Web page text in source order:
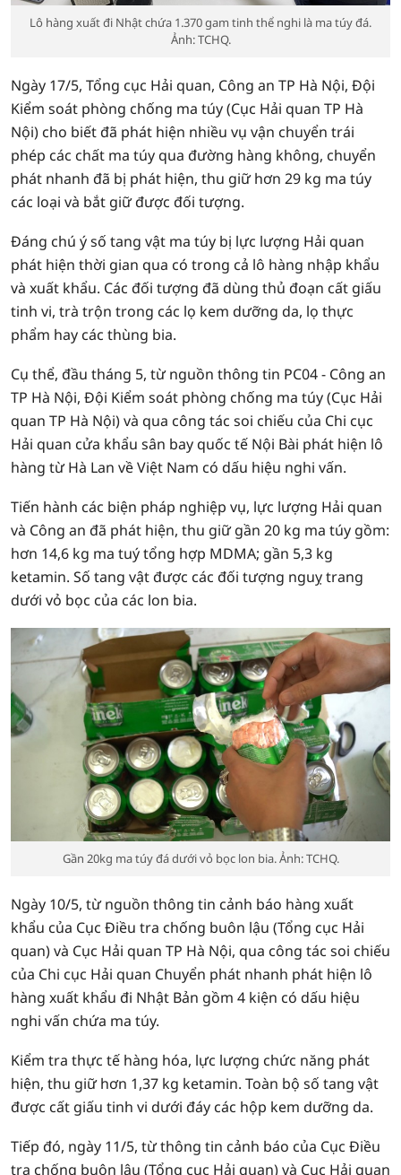
Lô hàng xuất đi Nhật chứa 1.370 gam tinh thể nghi là ma túy đá.
Ảnh: TCHQ.
Ngày 17/5, Tổng cục Hải quan, Công an TP Hà Nội, Đội
Kiểm soát phòng chống ma túy (Cục Hải quan TP Hà
Nội) cho biết đã phát hiện nhiều vụ vận chuyển trái
phép các chất ma túy qua đường hàng không, chuyển
phát nhanh đã bị phát hiện, thu giữ hơn 29 kg ma túy
các loại và bắt giữ được đối tượng.
Đáng chú ý số tang vật ma túy bị lực lượng Hải quan
phát hiện thời gian qua có trong cả lô hàng nhập khẩu
và xuất khẩu. Các đối tượng đã dùng thủ đoạn cất giấu
tinh vi, trà trộn trong các lọ kem dưỡng da, lọ thực
phẩm hay các thùng bia.
Cụ thể, đầu tháng 5, từ nguồn thông tin PC04 - Công an
TP Hà Nội, Đội Kiểm soát phòng chống ma túy (Cục Hải
quan TP Hà Nội) và qua công tác soi chiếu của Chi cục
Hải quan cửa khẩu sân bay quốc tế Nội Bài phát hiện lô
hàng từ Hà Lan về Việt Nam có dấu hiệu nghi vấn.
Tiến hành các biện pháp nghiệp vụ, lực lượng Hải quan
và Công an đã phát hiện, thu giữ gần 20 kg ma túy gồm:
hơn 14,6 kg ma tuý tổng hợp MDMA; gần 5,3 kg
ketamin. Số tang vật được các đối tượng nguỵ trang
dưới vỏ bọc của các lon bia.
Gần 20kg ma túy đá dưới vỏ bọc lon bia. Ảnh: TCHQ.
Ngày 10/5, từ nguồn thông tin cảnh báo hàng xuất
khẩu của Cục Điều tra chống buôn lậu (Tổng cục Hải
quan) và Cục Hải quan TP Hà Nội, qua công tác soi chiếu
của Chi cục Hải quan Chuyển phát nhanh phát hiện lô
hàng xuất khẩu đi Nhật Bản gồm 4 kiện có dấu hiệu
nghi vấn chứa ma túy.
Kiểm tra thực tế hàng hóa, lực lượng chức năng phát
hiện, thu giữ hơn 1,37 kg ketamin. Toàn bộ số tang vật
được cất giấu tinh vi dưới đáy các hộp kem dưỡng da.
Tiếp đó, ngày 11/5, từ thông tin cảnh báo của Cục Điều
tra chống buôn lậu (Tổng cục Hải quan) và Cục Hải quan